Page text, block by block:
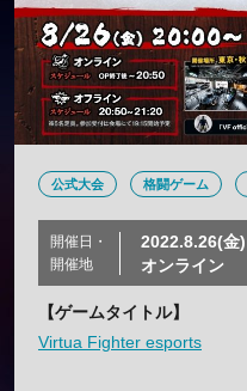
公式大会 格闘ゲーム
開催日・
開催地
2022.8.26(金)
オンライン
【ゲームタイトル】
Virtua Fighter esports